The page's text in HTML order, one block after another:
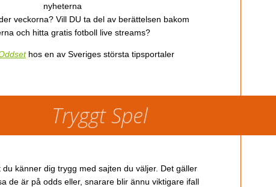
nyheterna
veckorna? Vill DU ta del av berättelsen bakom
och hitta gratis fotboll live streams?
hos en av Sveriges största tipsportaler
Tryggt Spel
känner dig trygg med sajten du väljer. Det gäller
de är på odds eller, snarare blir ännu viktigare ifall